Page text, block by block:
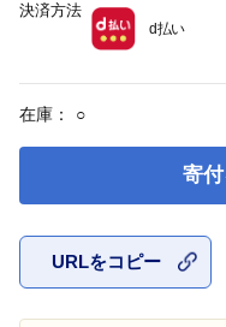
在庫： ○
寄
URLをコピー
決済方法
d払い